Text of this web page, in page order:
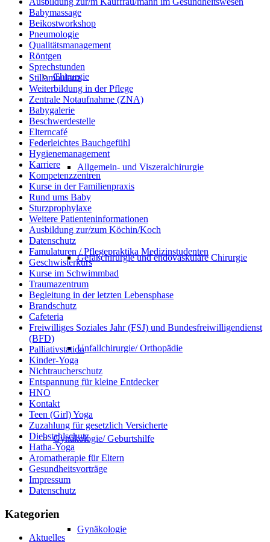
Chirurgie
Allgemein- und Viszeralchirurgie
Gefäßchirurgie und endovaskuläre Chirurgie
Unfallchirurgie/ Orthopädie
Gynäkologie/ Geburtshilfe
Gynäkologie
Babymassage
Beikostworkshop
Pneumologie
Qualitätsmanagement
Röntgen
Sprechstunden
Stillambulanz
Weiterbildung in der Pflege
Zentrale Notaufnahme (ZNA)
Babygalerie
Beschwerdestelle
Elterncafé
Federleichtes Bauchgefühl
Hygienemanagement
Karriere
Kompetenzzentren
Kurse in der Familienpraxis
Rund ums Baby
Sturzprophylaxe
Weitere Patienteninformationen
Ausbildung zur/zum Köchin/Koch
Datenschutz
Famulaturen / Pflegepraktika Medizinstudenten
Geschwisterkurs
Kurse im Schwimmbad
Traumazentrum
Begleitung in der letzten Lebensphase
Brandschutz
Cafeteria
Freiwilliges Soziales Jahr (FSJ) und Bundesfreiwilligendienst
(BFD)
Palliativstation
Kinder-Yoga
Nichtraucherschutz
Entspannung für kleine Entdecker
HNO
Kontakt
Teen (Girl) Yoga
Zuzahlung für gesetzlich Versicherte
Diebstahlschutz
Hatha-Yoga
Aromatherapie für Eltern
Gesundheitsvorträge
Impressum
Datenschutz
Kategorien
Aktuelles